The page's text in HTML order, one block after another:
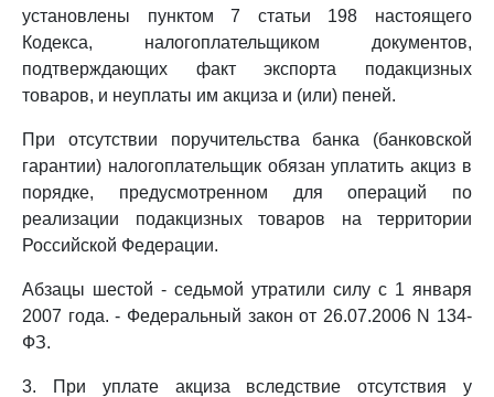
установлены пунктом 7 статьи 198 настоящего
Кодекса, налогоплательщиком документов,
подтверждающих факт экспорта подакцизных
товаров, и неуплаты им акциза и (или) пеней.
При отсутствии поручительства банка (банковской
гарантии) налогоплательщик обязан уплатить акциз в
порядке, предусмотренном для операций по
реализации подакцизных товаров на территории
Российской Федерации.
Абзацы шестой - седьмой утратили силу с 1 января
2007 года. - Федеральный закон от 26.07.2006 N 134-
ФЗ.
3. При уплате акциза вследствие отсутствия у